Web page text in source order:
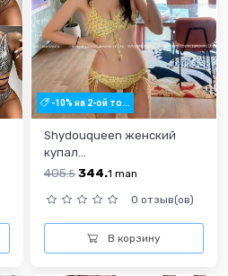
-10% на 2-ой то...
Shydouqueen женский
купал...
405.5 344.1 man
0 отзыв(ов)
В корзину